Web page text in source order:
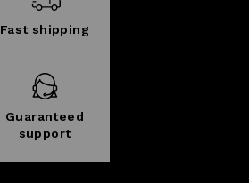
Fast shipping
Guaranteed
support